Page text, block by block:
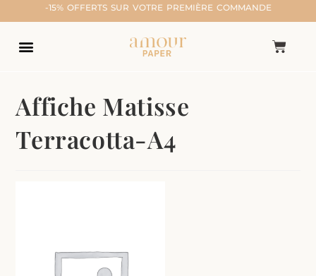
-15% OFFERTS SUR VOTRE PREMIÈRE COMMANDE
Affiche Matisse
Terracotta-A4